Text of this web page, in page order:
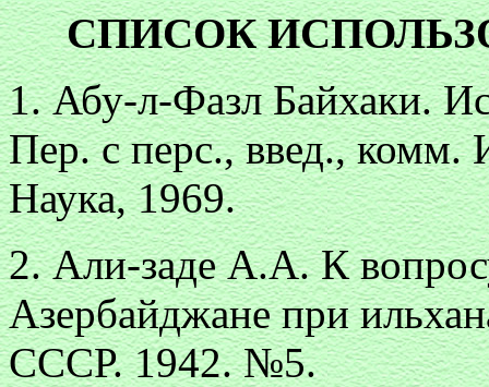
СПИСОК
1. Абу-л-Фазл Байхаки.
Пер. с перс., введ.,
Наука, 1969.
2. Али-заде А.А. К
Азербайджане при
СССР. 1942. №5.